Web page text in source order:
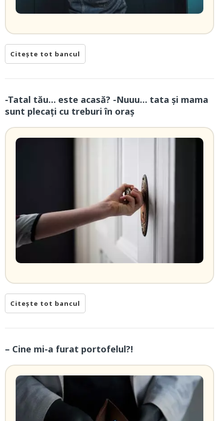
Citește tot bancul
-Tatal tău… este acasă? -Nuuu… tata și mama
sunt plecați cu treburi în oraș
Citește tot bancul
– Cine mi-a furat portofelul?!